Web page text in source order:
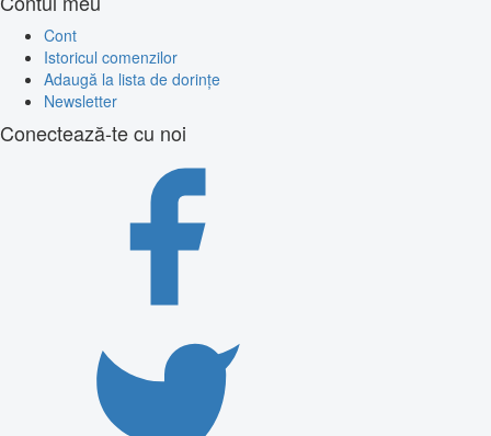
Cont
Istoricul comenzilor
Adaugă la lista de dorințe
Newsletter
Conectează-te cu noi